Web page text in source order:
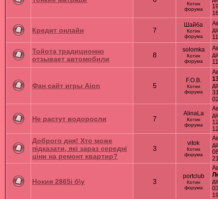
Котик
форума
Кредит онлайн 7
Шайба
Котик
форума
Тойота традиционно
отзывает автомобили
8
solomka
Котик
форума
Фан сайт игры Aion 5
F.O.B.
Котик
форума
Не растут водоросли 7
AlinaLa
Котик
форума
Доброго дня! Хто може
підказати, які зараз середні
ціни на ремонт квартир?
3
vitok
Котик
форума
Нокия 2865i б\у 3
portclub
Котик
форума